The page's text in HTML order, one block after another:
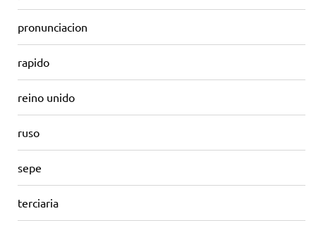
pronunciacion
rapido
reino unido
ruso
sepe
terciaria